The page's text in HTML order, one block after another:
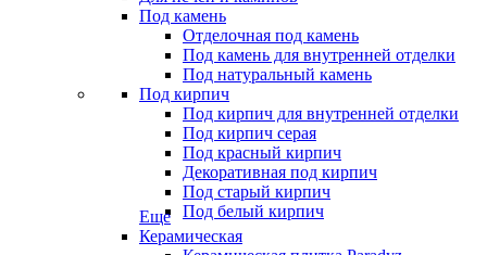
Под камень
Отделочная под камень
Под камень для внутренней отделки
Под натуральный камень
Под кирпич
Под кирпич для внутренней отделки
Под кирпич серая
Под красный кирпич
Декоративная под кирпич
Под старый кирпич
Под белый кирпич
Еще
Керамическая